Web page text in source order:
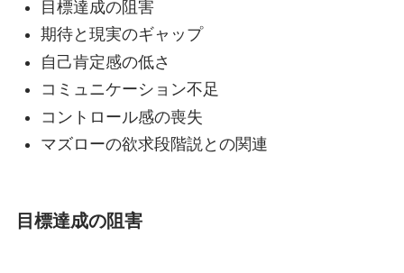
目標達成の阻害
期待と現実のギャップ
自己肯定感の低さ
コミュニケーション不足
コントロール感の喪失
マズローの欲求段階説との関連
目標達成の阻害